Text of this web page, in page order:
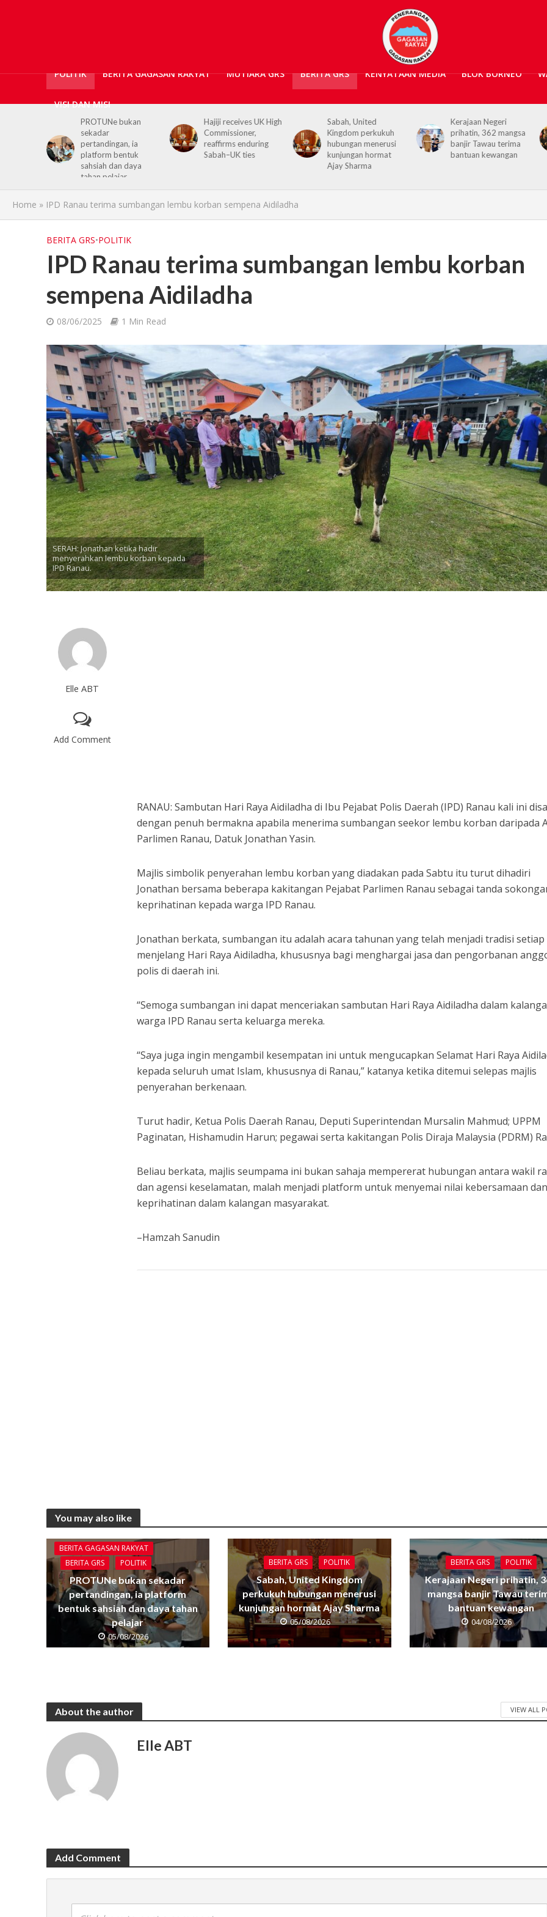
POLITIK BERITA GAGASAN RAKYAT MUTIARA GRS BERITA GRS KENYATAAN MEDIA BLOK BORNEO
VISI DAN MISI
PROTUNe bukan
pertandingan, ia
platform bentuk
sahsiah dan daya
tahan pelajar
Hajiji receives UK High
Commissioner,
reaffirms enduring
Sabah–UK ties
Sabah, United
Kingdom perkukuh
hubungan menerusi
kunjungan hormat
Ajay Sharma
Kerajaan Negeri
prihatin, 362 mangsa
banjir Tawau terima
bantuan kewangan
Home » IPD Ranau terima sumbangan lembu korban sempena Aidiladha
BERITA GRS•POLITIK
IPD Ranau terima sumbangan lembu korban
sempena Aidiladha
08/06/2025 1 Min Read
SERAH: Jonathan ketika hadir
menyerahkan lembu korban kepada
IPD Ranau.
Elle ABT
Add Comment
RANAU: Sambutan Hari Raya Aidiladha di Ibu Pejabat Polis Daerah (IPD) Ranau kali ini
dengan penuh bermakna apabila menerima sumbangan seekor lembu korban daripada
Parlimen Ranau, Datuk Jonathan Yasin.
Majlis simbolik penyerahan lembu korban yang diadakan pada Sabtu itu turut dihadiri
Jonathan bersama beberapa kakitangan Pejabat Parlimen Ranau sebagai tanda
keprihatinan kepada warga IPD Ranau.
Jonathan berkata, sumbangan itu adalah acara tahunan yang telah menjadi tradisi setiap
menjelang Hari Raya Aidiladha, khususnya bagi menghargai jasa dan pengorbanan
polis di daerah ini.
“Semoga sumbangan ini dapat menceriakan sambutan Hari Raya Aidiladha dalam
warga IPD Ranau serta keluarga mereka.
“Saya juga ingin mengambil kesempatan ini untuk mengucapkan Selamat Hari Raya
kepada seluruh umat Islam, khususnya di Ranau,” katanya ketika ditemui selepas majlis
penyerahan berkenaan.
Turut hadir, Ketua Polis Daerah Ranau, Deputi Superintendan Mursalin Mahmud; UPPM
Paginatan, Hishamudin Harun; pegawai serta kakitangan Polis Diraja Malaysia (PDRM)
Beliau berkata, majlis seumpama ini bukan sahaja mempererat hubungan antara wakil
dan agensi keselamatan, malah menjadi platform untuk menyemai nilai kebersamaan dan
keprihatinan dalam kalangan masyarakat.
–Hamzah Sanudin
You may also like
BERITA GAGASAN RAKYAT
BERITA GRS
POLITIK
PROTUNe bukan sekadar
pertandingan, ia platform
bentuk sahsiah dan daya tahan
pelajar
05/08/2026
BERITA GRS POLITIK
Sabah, United Kingdom
perkukuh hubungan menerusi
kunjungan hormat Ajay Sharma
05/08/2026
BERITA GRS POLITIK
Kerajaan Negeri prihatin,
mangsa banjir Tawau
bantuan kewangan
04/08/2026
About the author VIEW ALL
Elle ABT
Add Comment